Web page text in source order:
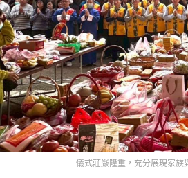
儀式莊嚴隆重，充分展現家